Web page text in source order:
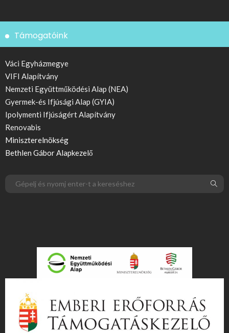
Támogatóink
Váci Egyházmegye
VIFI Alapítvány
Nemzeti Együttműködési Alap (NEA)
Gyermek-és Ifjúsági Alap (GYIA)
Ipolymenti Ifjúságért Alapítvány
Renovabis
Miniszterelnökség
Bethlen Gábor Alapkezelő